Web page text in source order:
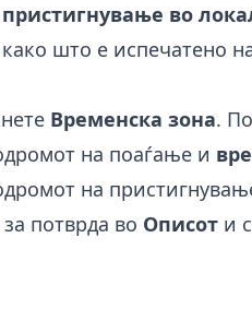
во
што е испечатено
Временска зона.
на поаѓање и
на
потврда во Описот и